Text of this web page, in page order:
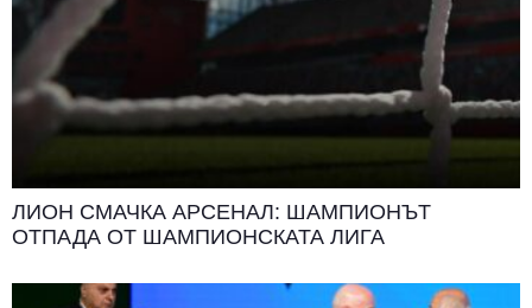
ЛИОН СМАЧКА АРСЕНАЛ: ШАМПИОНЪТ
ОТПАДА ОТ ШАМПИОНСКАТА ЛИГА